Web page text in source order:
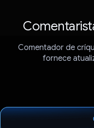
Comentador de
fornece